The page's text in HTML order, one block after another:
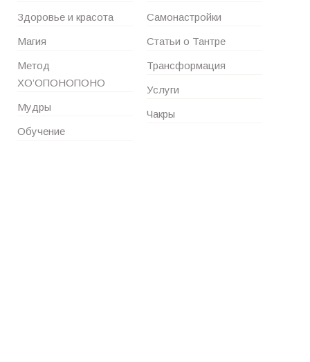
Здоровье и красота
Магия
Метод
ХО’ОПОНОПОНО
Мудры
Обучение
Самонастройки
Статьи о Тантре
Трансформация
Услуги
Чакры